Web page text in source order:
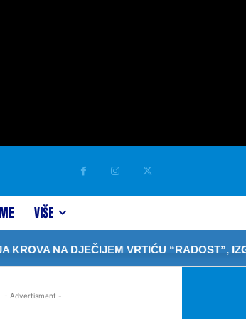
VIŠE
NA DJEČIJEM VRTIĆU “RADOST”,
- Advertisment -